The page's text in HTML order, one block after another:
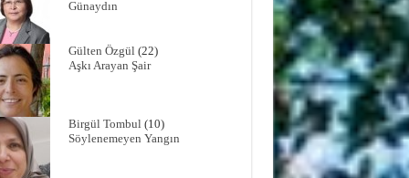
Günaydın
Gülten Özgül(22)
Aşkı Arayan Şair
Birgül Tombul(10)
Söylenemeyen Yangın